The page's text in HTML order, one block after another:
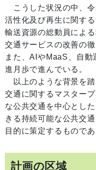
こうした状況の中、
活性化及び再生に関す
輸送資源の総動員によ
交通サービスの改善の
また、AIやMaaS、自動
進月歩で進んでいる。
以上のような背景を
交通に関するマスター
な公共交通を中心とし
きる持続可能な公共交
目的に策定するものであ
計画の区域